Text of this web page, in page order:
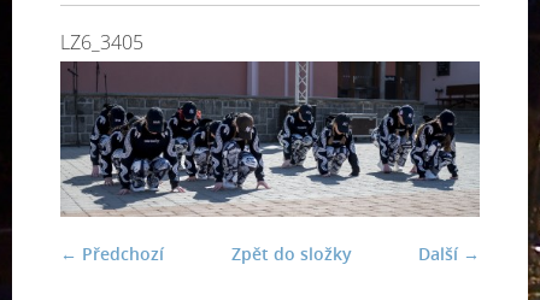
LZ6_3405
← Předchozí Další →
Zpět do složky